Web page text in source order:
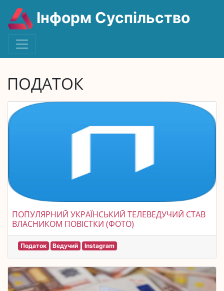
Інформ Суспільство
ПОДАТОК
ПОПУЛЯРНИЙ УКРАЇНСЬКИЙ ТЕЛЕВЕДУЧИЙ СТАВ
ВЛАСНИКОМ ПОВІСТКИ (ФОТО)
Податок Ведучий Instagram